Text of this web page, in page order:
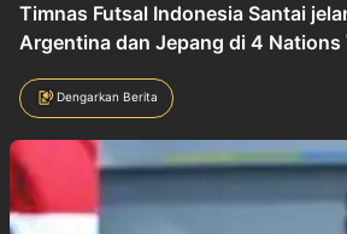
Timnas Futsal Indonesia Santai
Argentina dan Jepang di 4 Nations
Dengarkan Berita